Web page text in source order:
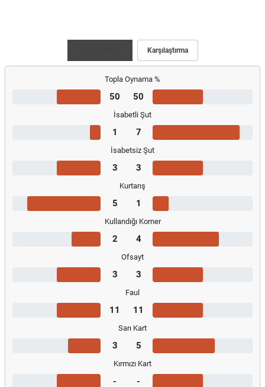
Karşılaştırma
Topla Oynama %
50 50
İsabetli Şut
1 7
İsabetsiz Şut
3 3
Kurtarış
5 1
Kullandığı Korner
2 4
Ofsayt
3 3
Faul
11 11
Sarı Kart
3 5
Kırmızı Kart
- -